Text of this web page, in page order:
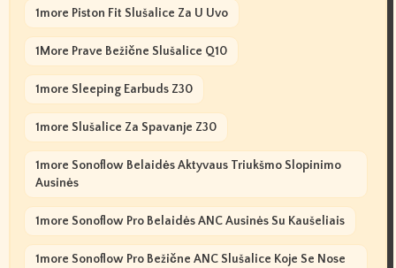
1more Piston Fit Slušalice Za U Uvo
1More Prave Bežične Slušalice Q10
1more Sleeping Earbuds Z30
1more Slušalice Za Spavanje Z30
1more Sonoflow Belaidės Aktyvaus Triukšmo Slopinimo
Ausinės
1more Sonoflow Pro Belaidės ANC Ausinės Su Kaušeliais
1more Sonoflow Pro Bežične ANC Slušalice Koje Se Nose